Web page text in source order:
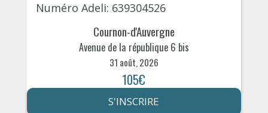
Numéro Adeli: 639304526
Cournon-d'Auvergne
Avenue de la république 6 bis
31 août, 2026
105€
S'INSCRIRE